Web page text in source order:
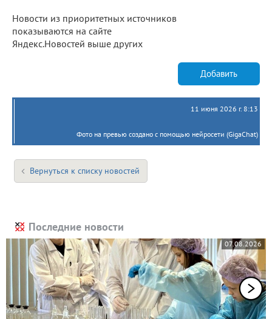
Новости из приоритетных источников
показываются на сайте
Яндекс.Новостей выше других
Добавить
11 июня 2026 г. 8:13
Фото на превью создано с помощью нейросети (GigaChat)
Вернуться к списку новостей
Последние новости
07.08.2026